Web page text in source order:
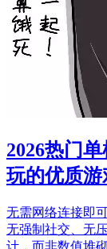
2026热门
玩的优质游
无需网络连接即
无强制社交、无
计，而非数值堆